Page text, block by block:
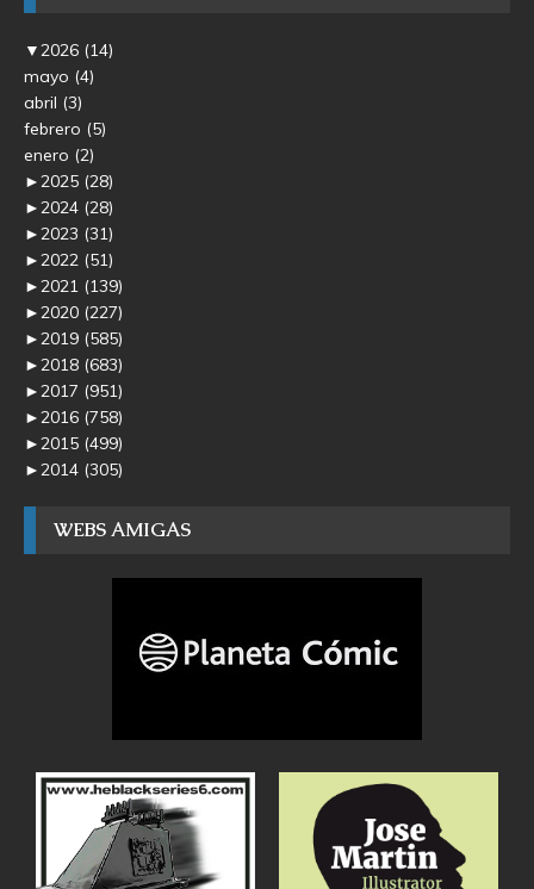
▼2026 (14)
mayo (4)
abril (3)
febrero (5)
enero (2)
►2025 (28)
►2024 (28)
►2023 (31)
►2022 (51)
►2021 (139)
►2020 (227)
►2019 (585)
►2018 (683)
►2017 (951)
►2016 (758)
►2015 (499)
►2014 (305)
WEBS AMIGAS